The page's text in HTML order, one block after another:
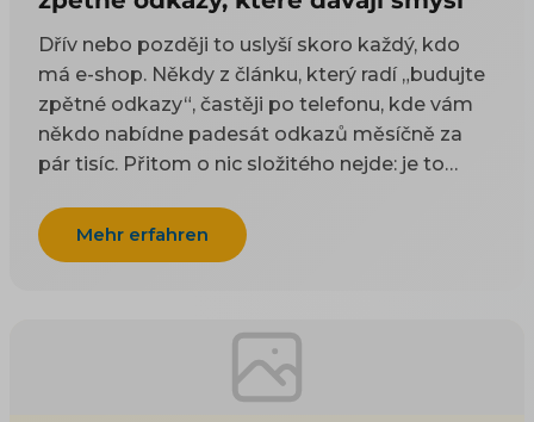
Dřív nebo později to uslyší skoro každý, kdo
má e-shop. Někdy z článku, který radí „budujte
zpětné odkazy“, častěji po telefonu, kde vám
někdo nabídne padesát odkazů měsíčně za
pár tisíc. Přitom o nic složitého nejde: je to
odkazy odjakživa bere jako doporučení — čím
víc důvěryhodných webů na vás ukazuje, tím
si to začnete zjišťovat, najdete dva druhy rad a
ani jeden vám nepomůže. Návody psané pro
blogery poradí, ať napíšete skvělý článek, na
Mehr erfahren